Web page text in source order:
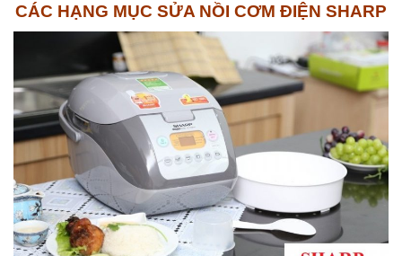
CÁC HẠNG MỤC SỬA NỒI CƠM ĐIỆN SHARP